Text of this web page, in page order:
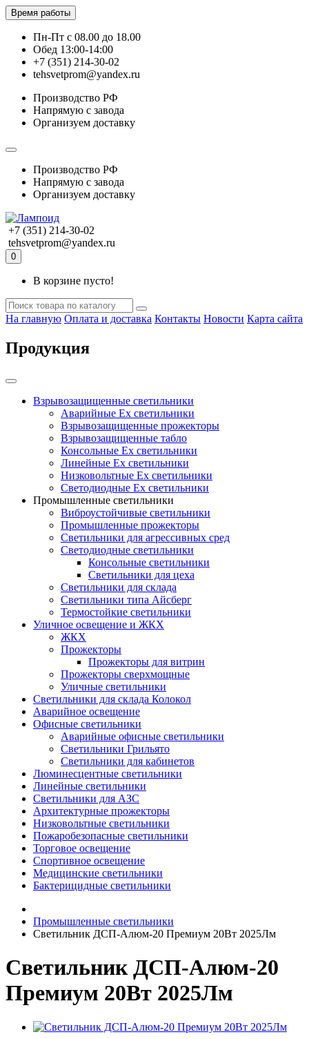
Время работы
Пн-Пт с 08.00 до 18.00
Обед 13:00-14:00
+7 (351) 214-30-02
tehsvetprom@yandex.ru
Производство РФ
Напрямую с завода
Организуем доставку
Производство РФ
Напрямую с завода
Организуем доставку
+7 (351) 214-30-02
tehsvetprom@yandex.ru
0
В корзине пусто!
На главную Оплата и доставка Контакты Новости Карта сайта
Продукция
Взрывозащищенные светильники
Аварийные Ex светильники
Взрывозащищенные прожекторы
Взрывозащищенные табло
Консольные Ех светильники
Линейные Ex светильники
Низковольтные Ex светильники
Светодиодные Ex светильники
Промышленные светильники
Виброустойчивые светильники
Промышленные прожекторы
Светильники для агрессивных сред
Светодиодные светильники
Консольные светильники
Светильники для цеха
Светильники для склада
Светильники типа Айсберг
Термостойкие светильники
Уличное освещение и ЖКХ
ЖКХ
Прожекторы
Прожекторы для витрин
Прожекторы сверхмощные
Уличные светильники
Светильники для склада Колокол
Аварийное освещение
Офисные светильники
Аварийные офисные светильники
Светильники Грильято
Светильники для кабинетов
Люминесцентные светильники
Линейные светильники
Светильники для АЗС
Архитектурные прожекторы
Низковольтные светильники
Пожаробезопасные светильники
Торговое освещение
Спортивное освещение
Медицинские светильники
Бактерицидные светильники
Промышленные светильники
Светильник ДСП-Алюм-20 Премиум 20Вт 2025Лм
Светильник ДСП-Алюм-20
Премиум 20Вт 2025Лм